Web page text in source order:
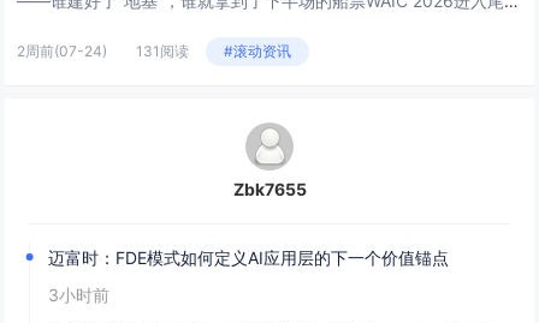
2周前(07-24) 131阅读 #滚动资讯
Zbk7655
迈富时：FDE模式如何定义AI应用层的下一个价值锚点
3小时前